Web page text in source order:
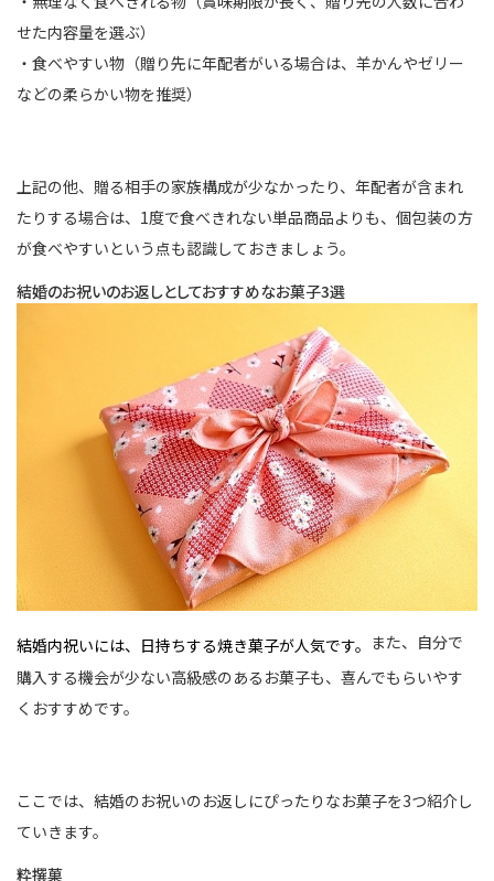
せた内容量を選ぶ）
・食べやすい物（贈り先に年配者がいる場合は、羊かんやゼリー
などの柔らかい物を推奨）
上記の他、贈る相手の家族構成が少なかったり、年配者が含まれ
たりする場合は、1度で食べきれない単品商品よりも、個包装の方
が食べやすいという点も認識しておきましょう。
結婚のお祝いのお返しとしておすすめなお菓子3選
結婚内祝いには、日持ちする焼き菓子が人気です。 また、自分で
購入する機会が少ない高級感のあるお菓子も、喜んでもらいやす
くおすすめです。
ここでは、結婚のお祝いのお返しにぴったりなお菓子を3つ紹介し
ていきます。
粋撰菓